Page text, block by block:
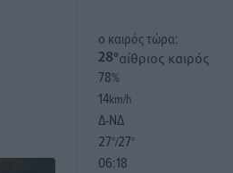
o καιρός τώρα:
28°αίθριος καιρός
78%
14km/h
Δ-ΝΔ
27°/27°
06:18